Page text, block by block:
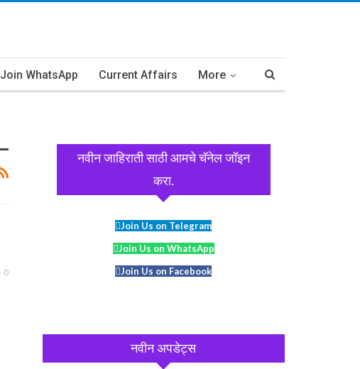
Join WhatsApp Current Affairs More
0
नवीन जाहिराती साठी आमचे चॅनेल जॉइन
करा.
Join Us on Telegram
Join Us on WhatsApp
Join Us on Facebook
नवीन अपडेट्स